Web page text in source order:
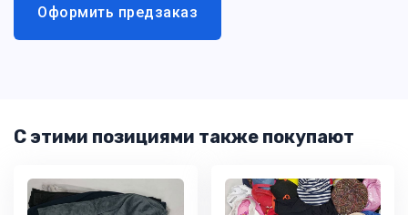
Оформить предзаказ
С этими позициями также покупают